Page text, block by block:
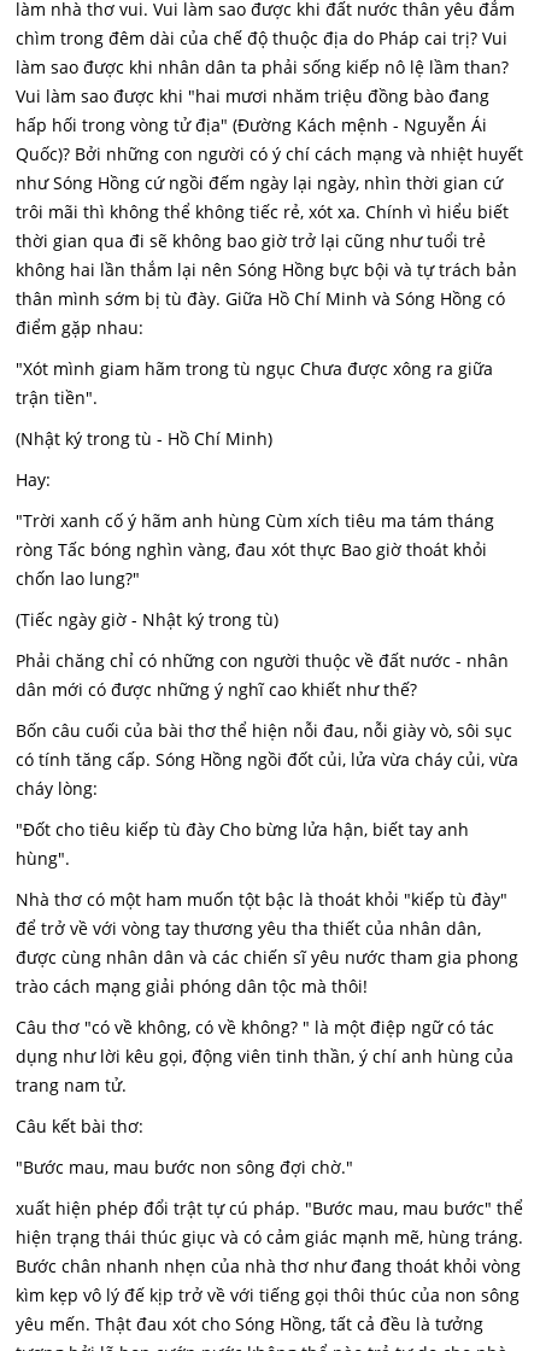
làm nhà thơ vui. Vui làm sao được khi đất nước thân yêu đắm
chìm trong đêm dài của chế độ thuộc địa do Pháp cai trị? Vui
làm sao được khi nhân dân ta phải sống kiếp nô lệ lầm than?
Vui làm sao được khi "hai mươi nhăm triệu đồng bào đang
hấp hối trong vòng tử địa" (Đường Kách mệnh - Nguyễn Ái
Quốc)? Bởi những con người có ý chí cách mạng và nhiệt huyết
như Sóng Hồng cứ ngồi đếm ngày lại ngày, nhìn thời gian cứ
trôi mãi thì không thể không tiếc rẻ, xót xa. Chính vì hiểu biết
thời gian qua đi sẽ không bao giờ trở lại cũng như tuổi trẻ
không hai lần thắm lại nên Sóng Hồng bực bội và tự trách bản
thân mình sớm bị tù đày. Giữa Hồ Chí Minh và Sóng Hồng có
điểm gặp nhau:
"Xót mình giam hãm trong tù ngục Chưa được xông ra giữa
trận tiền".
(Nhật ký trong tù - Hồ Chí Minh)
Hay:
"Trời xanh cố ý hãm anh hùng Cùm xích tiêu ma tám tháng
ròng Tấc bóng nghìn vàng, đau xót thực Bao giờ thoát khỏi
chốn lao lung?"
(Tiếc ngày giờ - Nhật ký trong tù)
Phải chăng chỉ có những con người thuộc về đất nước - nhân
dân mới có được những ý nghĩ cao khiết như thế?
Bốn câu cuối của bài thơ thể hiện nỗi đau, nỗi giày vò, sôi sục
có tính tăng cấp. Sóng Hồng ngồi đốt củi, lửa vừa cháy củi, vừa
cháy lòng:
"Đốt cho tiêu kiếp tù đày Cho bừng lửa hận, biết tay anh
hùng".
Nhà thơ có một ham muốn tột bậc là thoát khỏi "kiếp tù đày"
để trở về với vòng tay thương yêu tha thiết của nhân dân,
được cùng nhân dân và các chiến sĩ yêu nước tham gia phong
trào cách mạng giải phóng dân tộc mà thôi!
Câu thơ "có về không, có về không? " là một điệp ngữ có tác
dụng như lời kêu gọi, động viên tinh thần, ý chí anh hùng của
trang nam tử.
Câu kết bài thơ:
"Bước mau, mau bước non sông đợi chờ."
xuất hiện phép đổi trật tự cú pháp. "Bước mau, mau bước" thể
hiện trạng thái thúc giục và có cảm giác mạnh mẽ, hùng tráng.
Bước chân nhanh nhẹn của nhà thơ như đang thoát khỏi vòng
kìm kẹp vô lý đế kịp trở về với tiếng gọi thôi thúc của non sông
yêu mến. Thật đau xót cho Sóng Hồng, tất cả đều là tưởng